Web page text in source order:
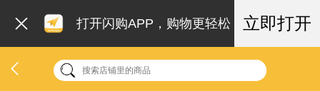
打开闪购APP，购物更轻松 立即打开